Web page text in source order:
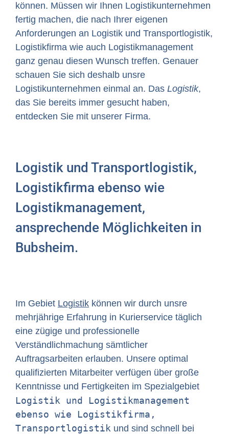
können. Müssen wir Ihnen Logistikunternehmen
fertig machen, die nach Ihrer eigenen
Anforderungen an Logistik und Transportlogistik,
Logistikfirma wie auch Logistikmanagement
ganz genau diesen Wunsch treffen. Genauer
schauen Sie sich deshalb unsre
Logistikunternehmen einmal an. Das Logistik,
das Sie bereits immer gesucht haben,
entdecken Sie mit unserer Firma.
Logistik und Transportlogistik,
Logistikfirma ebenso wie
Logistikmanagement,
ansprechende Möglichkeiten in
Bubsheim.
Im Gebiet Logistik können wir durch unsre
mehrjährige Erfahrung in Kurierservice täglich
eine zügige und professionelle
Verständlichmachung sämtlicher
Auftragsarbeiten erlauben. Unsere optimal
qualifizierten Mitarbeiter verfügen über große
Kenntnisse und Fertigkeiten im Spezialgebiet
Logistik und Logistikmanagement
ebenso wie Logistikfirma,
Transportlogistik und sind schnell bei